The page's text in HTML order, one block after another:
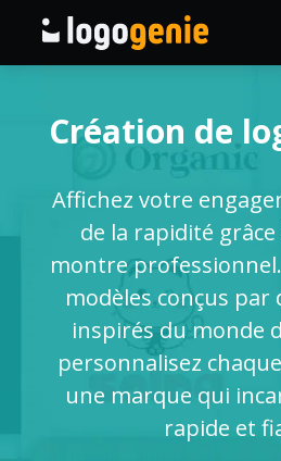
Générateur de logo IA
Idées de logos
Produits imprimés
À propos
Blog
Création de
Affichez votre
de la rapidité
montre
modèles conçus par
inspirés du monde
personnalisez
une marque qui
rapide et